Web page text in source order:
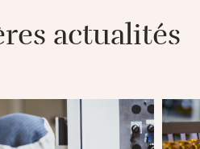
actualités